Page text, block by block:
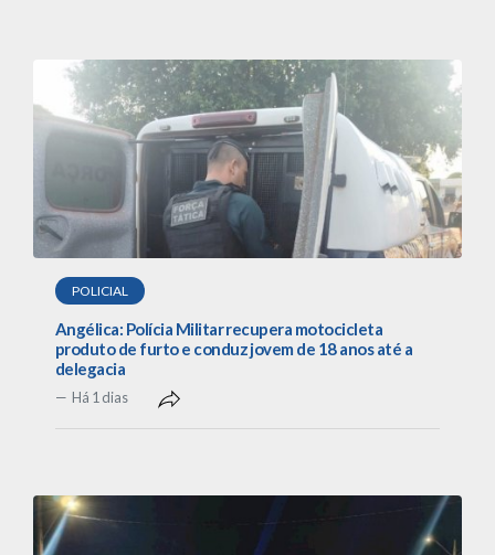
POLICIAL
Angélica: Polícia Militar recupera motocicleta
produto de furto e conduz jovem de 18 anos até a
delegacia
Há 1 dias